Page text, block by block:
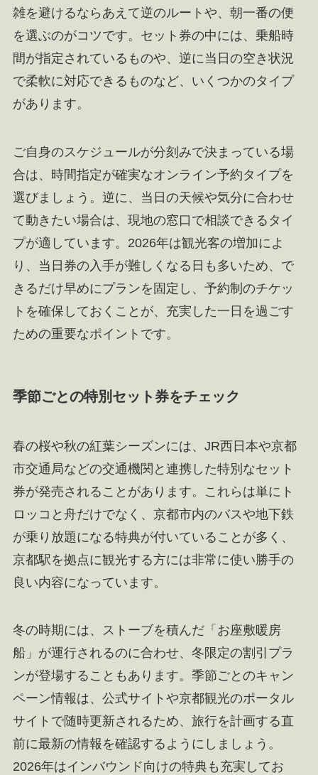
雑を避けるならあえて逆のルートや、朝一番の便
を選ぶのがコツです。セット券の中には、乗船時
間が指定されているものや、逆に当日の空き状況
で柔軟に対応できるものなど、いくつかのタイプ
があります。
ご自身のスケジュールが分刻みで決まっている場
合は、時間指定が確実なオンライン予約タイプを
選びましょう。逆に、当日の天候や気分に合わせ
て動きたい場合は、現地の窓口で相談できるタイ
プが適しています。2026年は観光客の増加によ
り、当日券の入手が難しくなる日も多いため、で
きるだけ早めにプランを固定し、予約制のチケッ
トを確保しておくことが、充実した一日を過ごす
ための重要なポイントです。
季節ごとの特別セット券をチェック
春の桜や秋の紅葉シーズンには、JR西日本や京都
市交通局などの交通機関と連携した特別なセット
券が発売されることがあります。これらは単にト
ロッコと舟だけでなく、京都市内のバスや地下鉄
が乗り放題になる特典が付いていることが多く、
京都駅を拠点に観光する方には非常に使い勝手の
良い内容になっています。
冬の時期には、ストーブを積んだ「お座敷暖房
船」が運行されるのに合わせ、冬限定の割引プラ
ンが登場することもあります。季節ごとのキャン
ペーン情報は、公式サイトや京都観光のポータル
サイトで随時更新されるため、旅行を計画する直
前に最新の情報を確認するようにしましょう。
2026年はインバウンド向けの特典も充実してお